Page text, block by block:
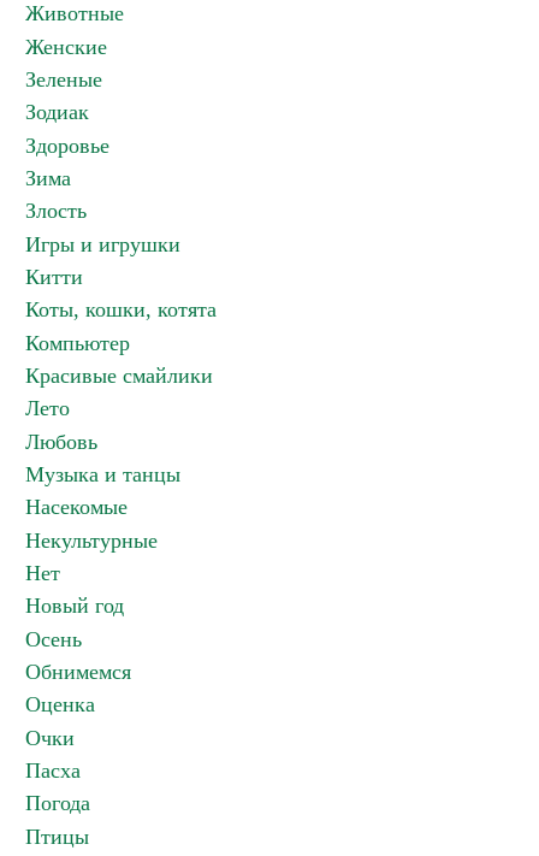
Животные
Женские
Зеленые
Зодиак
Здоровье
Зима
Злость
Игры и игрушки
Китти
Коты, кошки, котята
Компьютер
Красивые смайлики
Лето
Любовь
Музыка и танцы
Насекомые
Некультурные
Нет
Новый год
Осень
Обнимемся
Оценка
Очки
Пасха
Погода
Птицы